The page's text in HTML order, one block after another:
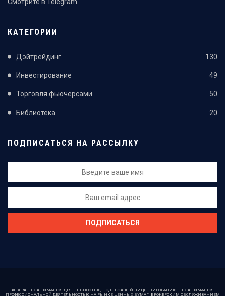
КАТЕГОРИИ
Дэйтрейдинг 130
Инвестирование 49
Торговля фьючерсами 50
Библиотека 20
ПОДПИСАТЬСЯ НА РАССЫЛКУ
KUBERA НЕ ЗАНИМАЕТСЯ ДЕЯТЕЛЬНОСТЬЮ, ПОДЛЕЖАЩЕЙ ЛИЦЕНЗИРОВАНИЮ. НЕ ЗАНИМАЕТСЯ
ПРОФЕССИОНАЛЬНОЙ ДЕЯТЕЛЬНОСТЬЮ НА РЫНКЕ ЦЕННЫХ БУМАГ, БРОКЕРСКИМ ОБСЛУЖИВАНИЕМ